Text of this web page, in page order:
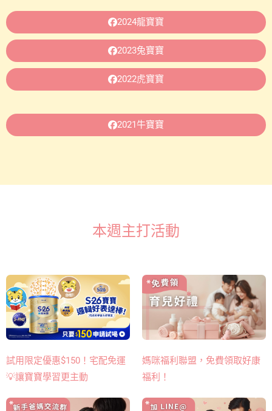
2024龍寶寶
2023兔寶寶
2022虎寶寶
2021牛寶寶
本週主打活動
試用限定優惠$150！宅配免運
💡讓寶寶學習更主動
媽咪福利聯盟，免費領取好康
福利！